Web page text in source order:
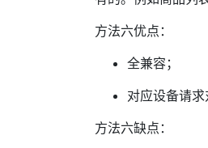
方法六优点：
全兼容；
对应设备请求
方法六缺点：